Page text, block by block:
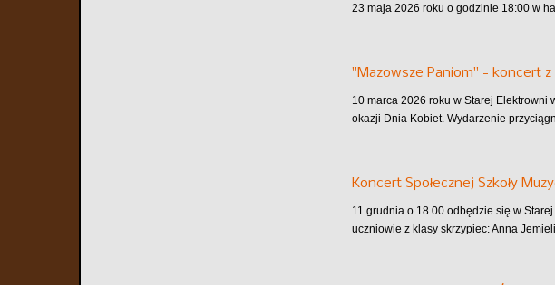
23 maja 2026 roku o godzinie 18:00 w
"Mazowsze Paniom" - koncert z
10 marca 2026 roku w Starej Elektrowni
okazji Dnia Kobiet. Wydarzenie
Koncert Społecznej Szkoły
11 grudnia o 18.00 odbędzie się w
uczniowie z klasy skrzypiec: Anna